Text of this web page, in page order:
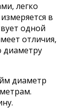
легко
в
одной
отличия,
диаметру
диаметр